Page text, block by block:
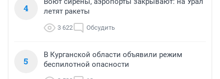
4
летят ракеты
3 622 Обсудить
5
В Курганской области объявили режим
беспилотной опасности